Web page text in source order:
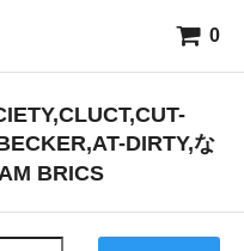
0
DIRTY,な
BRICS